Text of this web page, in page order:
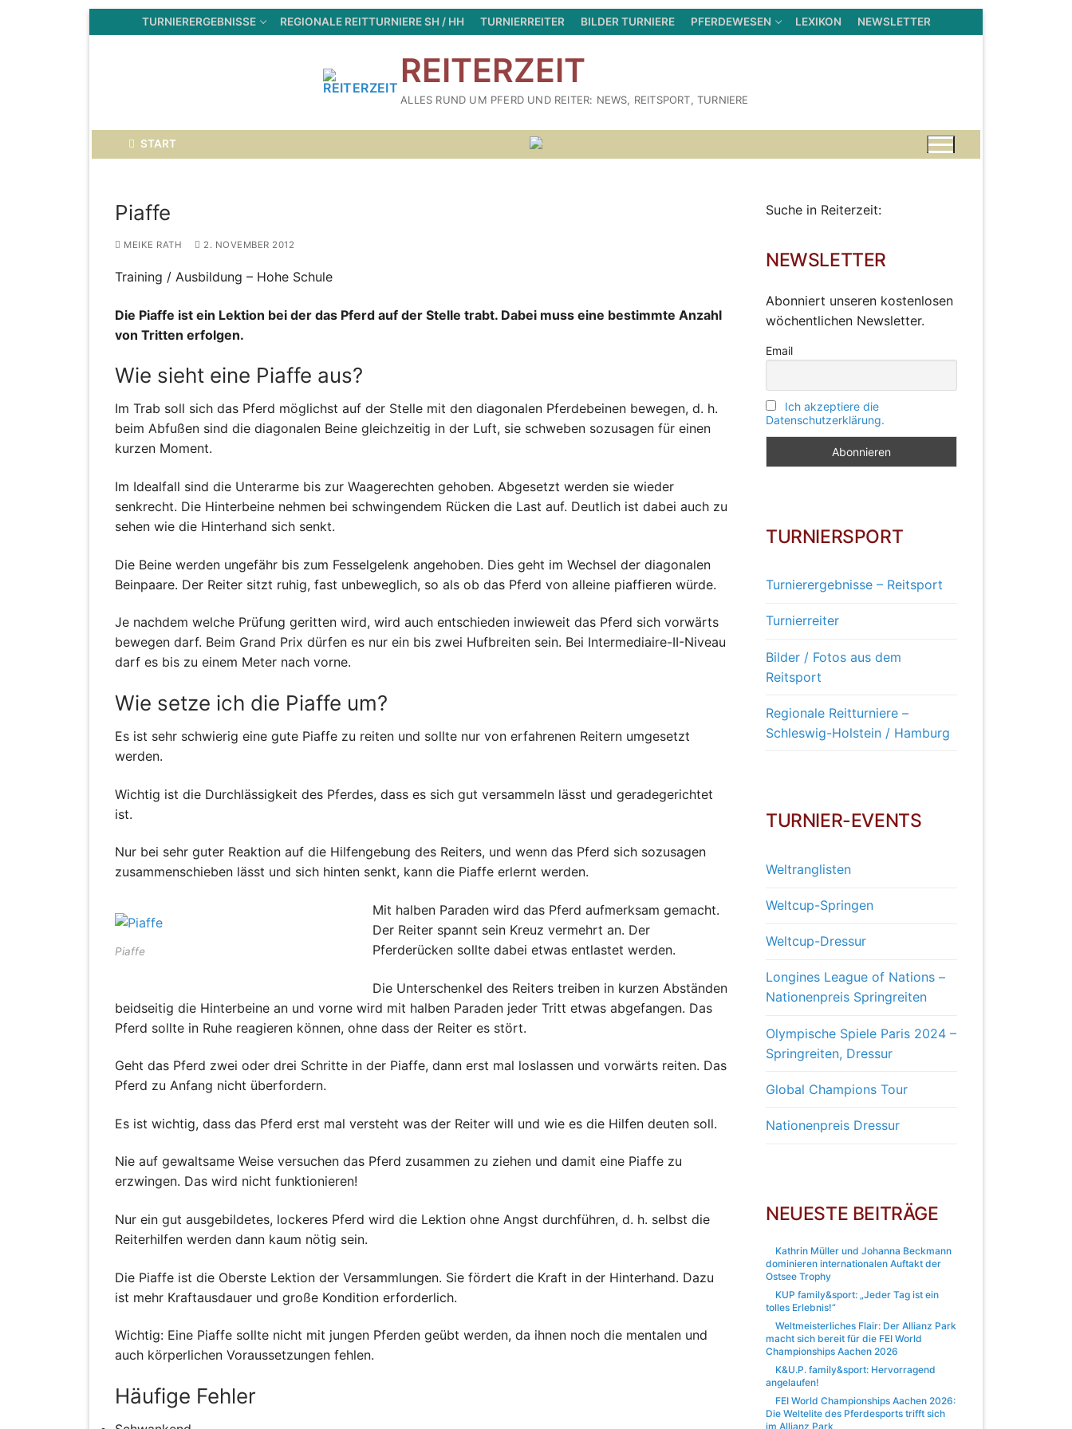
Inhalt
TURNIERERGEBNISSE REGIONALE REITTURNIERE SH / HH TURNIERREITER BILDER TURNIERE PFERDEWESEN LEXIKON NEWSLETTER
REITERZEIT
ALLES RUND UM PFERD UND REITER: NEWS, REITSPORT, TURNIERE
START
Piaffe
MEIKE RATH 2. NOVEMBER 2012
Training / Ausbildung – Hohe Schule
Die Piaffe ist ein Lektion bei der das Pferd auf der Stelle trabt. Dabei muss eine bestimmte Anzahl
von Tritten erfolgen.
Wie sieht eine Piaffe aus?
Im Trab soll sich das Pferd möglichst auf der Stelle mit den diagonalen Pferdebeinen bewegen, d. h.
beim Abfußen sind die diagonalen Beine gleichzeitig in der Luft, sie schweben sozusagen für einen
kurzen Moment.
Im Idealfall sind die Unterarme bis zur Waagerechten gehoben. Abgesetzt werden sie wieder
senkrecht. Die Hinterbeine nehmen bei schwingendem Rücken die Last auf. Deutlich ist dabei auch zu
sehen wie die Hinterhand sich senkt.
Die Beine werden ungefähr bis zum Fesselgelenk angehoben. Dies geht im Wechsel der diagonalen
Beinpaare. Der Reiter sitzt ruhig, fast unbeweglich, so als ob das Pferd von alleine piaffieren würde.
Je nachdem welche Prüfung geritten wird, wird auch entschieden inwieweit das Pferd sich vorwärts
bewegen darf. Beim Grand Prix dürfen es nur ein bis zwei Hufbreiten sein. Bei Intermediaire-II-Niveau
darf es bis zu einem Meter nach vorne.
Wie setze ich die Piaffe um?
Es ist sehr schwierig eine gute Piaffe zu reiten und sollte nur von erfahrenen Reitern umgesetzt
werden.
Wichtig ist die Durchlässigkeit des Pferdes, dass es sich gut versammeln lässt und geradegerichtet
ist.
Nur bei sehr guter Reaktion auf die Hilfengebung des Reiters, und wenn das Pferd sich sozusagen
zusammenschieben lässt und sich hinten senkt, kann die Piaffe erlernt werden.
Piaffe
Mit halben Paraden wird das Pferd aufmerksam gemacht.
Der Reiter spannt sein Kreuz vermehrt an. Der
Pferderücken sollte dabei etwas entlastet werden.
Die Unterschenkel des Reiters treiben in kurzen Abständen
beidseitig die Hinterbeine an und vorne wird mit halben Paraden jeder Tritt etwas abgefangen. Das
Pferd sollte in Ruhe reagieren können, ohne dass der Reiter es stört.
Geht das Pferd zwei oder drei Schritte in der Piaffe, dann erst mal loslassen und vorwärts reiten. Das
Pferd zu Anfang nicht überfordern.
Es ist wichtig, dass das Pferd erst mal versteht was der Reiter will und wie es die Hilfen deuten soll.
Nie auf gewaltsame Weise versuchen das Pferd zusammen zu ziehen und damit eine Piaffe zu
erzwingen. Das wird nicht funktionieren!
Nur ein gut ausgebildetes, lockeres Pferd wird die Lektion ohne Angst durchführen, d. h. selbst die
Reiterhilfen werden dann kaum nötig sein.
Die Piaffe ist die Oberste Lektion der Versammlungen. Sie fördert die Kraft in der Hinterhand. Dazu
ist mehr Kraftausdauer und große Kondition erforderlich.
Wichtig: Eine Piaffe sollte nicht mit jungen Pferden geübt werden, da ihnen noch die mentalen und
auch körperlichen Voraussetzungen fehlen.
Häufige Fehler
Suche in Reiterzeit:
NEWSLETTER
Abonniert unseren kostenlosen
wöchentlichen Newsletter.
Email
Ich akzeptiere die
Datenschutzerklärung.
TURNIERSPORT
Turnierergebnisse – Reitsport
Turnierreiter
Bilder / Fotos aus dem
Reitsport
Regionale Reitturniere –
Schleswig-Holstein / Hamburg
TURNIER-EVENTS
Weltranglisten
Weltcup-Springen
Weltcup-Dressur
Longines League of Nations –
Nationenpreis Springreiten
Olympische Spiele Paris 2024 –
Springreiten, Dressur
Global Champions Tour
Nationenpreis Dressur
NEUESTE BEITRÄGE
Kathrin Müller und Johanna Beckmann
dominieren internationalen Auftakt der
Ostsee Trophy
KUP family&sport: „Jeder Tag ist ein
tolles Erlebnis!“
Weltmeisterliches Flair: Der Allianz Park
macht sich bereit für die FEI World
Championships Aachen 2026
K&U.P. family&sport: Hervorragend
angelaufen!
FEI World Championships Aachen 2026:
Die Weltelite des Pferdesports trifft sich
im Allianz Park